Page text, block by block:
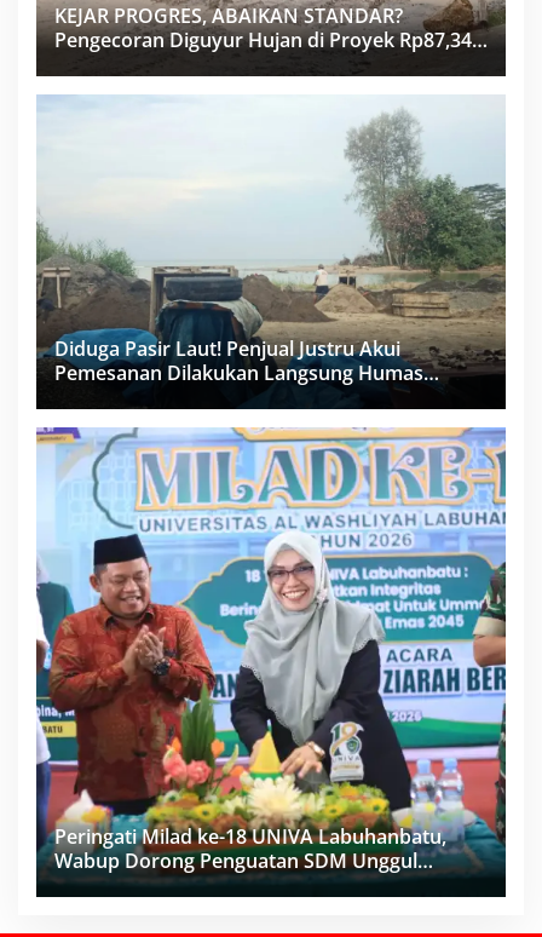
KEJAR PROGRES, ABAIKAN STANDAR?
Pengecoran Diguyur Hujan di Proyek Rp87,34
Miliar Sukma Nias, Konsultan, Pengawas dan
PPK Bungkam
Diduga Pasir Laut! Penjual Justru Akui
Pemesanan Dilakukan Langsung Humas
Peringati Milad ke-18 UNIVA Labuhanbatu,
Wabup Dorong Penguatan SDM Unggul
Menuju Indonesia Emas 2045